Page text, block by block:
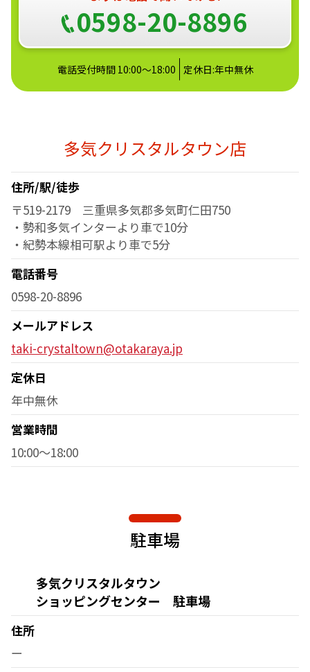
0598-20-8896
電話受付時間 10:00～18:00 定休日:年中無休
多気クリスタルタウン店
住所/駅/徒歩
〒519-2179 三重県多気郡多気町仁田750
・勢和多気インターより車で10分
・紀勢本線相可駅より車で5分
電話番号
0598-20-8896
メールアドレス
taki-crystaltown@otakaraya.jp
定休日
年中無休
営業時間
10:00～18:00
駐車場
多気クリスタルタウン
ショッピングセンター 駐車場
住所
ー